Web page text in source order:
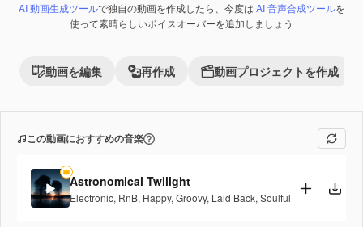
AI 動画生成ツールで独自の動画を作成したら、今度は AI 音声合成ツールを
使って素晴らしいボイスオーバーを追加しましょう
動画を編集 再作成 動画プロジェクトを作成
この動画におすすめの音楽
Astronomical Twilight
Electronic, RnB, Happy, Groovy, Laid Back, Soulful